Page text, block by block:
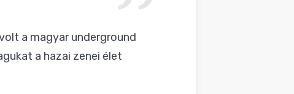
a magyar underground
a hazai zenei élet